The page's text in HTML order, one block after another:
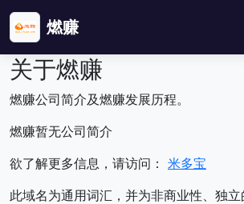
燃赚
关于燃赚
燃赚公司简介及燃赚发展历程。
燃赚暂无公司简介
欲了解更多信息，请访问： 米多宝
此域名为通用词汇，并为非商业性、独